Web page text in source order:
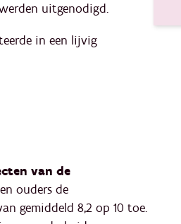
uitgenodigd.
in een lijvig
van de
ouders de
gemiddeld 8,2 op 10 toe.